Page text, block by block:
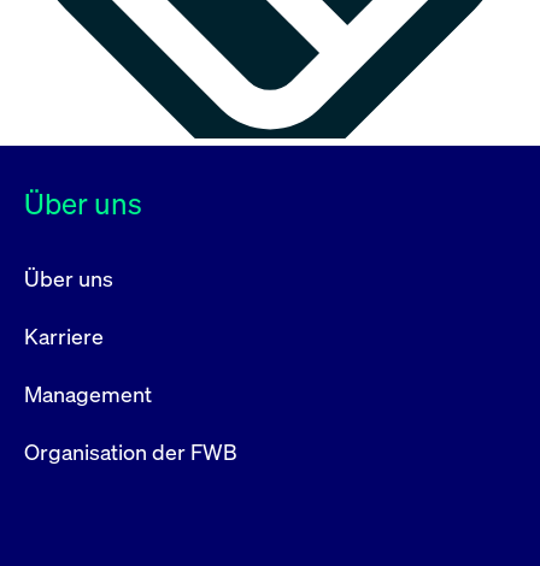
Über uns
Über uns
Karriere
Management
Organisation der FWB